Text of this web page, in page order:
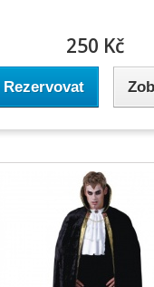
250 Kč
Rezervovat